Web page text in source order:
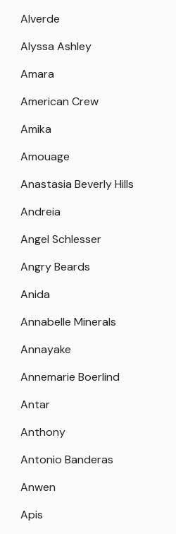
Alverde
Alyssa Ashley
Amara
American Crew
Amika
Amouage
Anastasia Beverly Hills
Andreia
Angel Schlesser
Angry Beards
Anida
Annabelle Minerals
Annayake
Annemarie Boerlind
Antar
Anthony
Antonio Banderas
Anwen
Apis